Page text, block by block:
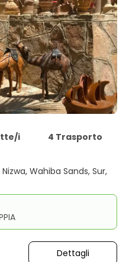
i
4 Trasporto
Wahiba Sands, Sur,
Dettagli